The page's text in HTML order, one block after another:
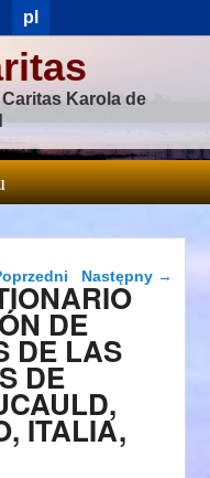
pl
Karola de
wpisuNastępny →
DE
DE LAS
DE
ITALIA,